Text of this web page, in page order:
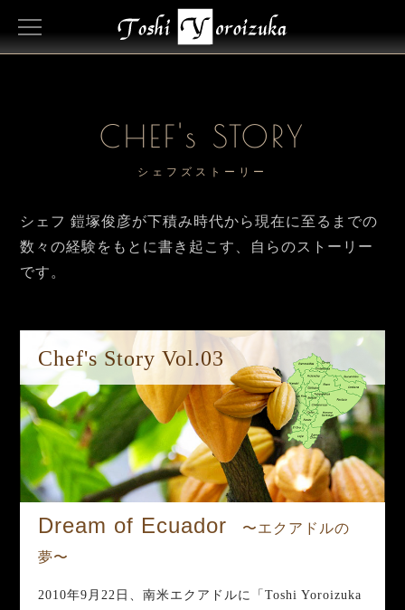
CHEF's STORY
シェフズストーリー
シェフ 鎧塚俊彦が下積み時代から現在に至るまでの
数々の経験をもとに書き起こす、自らのストーリー
です。
Chef's Story Vol.03
Dream of Ecuador 〜エクアドルの
夢〜
2010年9月22日、南米エクアドルに「Toshi Yoroizuka